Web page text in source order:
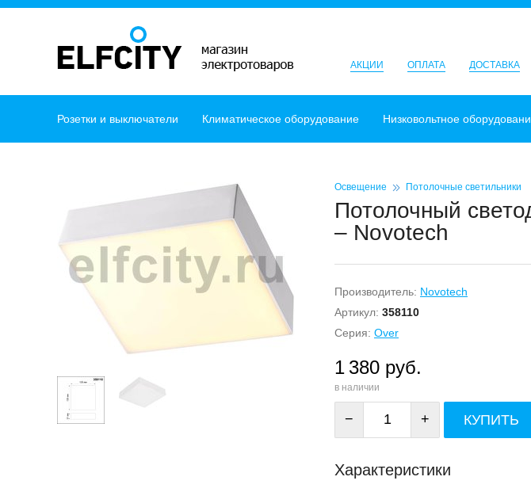
АКЦИИ ОПЛАТА ДОСТАВКА
Розетки и выключатели Климатическое оборудование Низковольтное
Освещение Потолочные светильники
Потолочный
– Novotech
Производитель: Novotech
Артикул: 358110
Серия: Over
1 380 руб.
в наличии
− + КУПИТЬ
Характеристики